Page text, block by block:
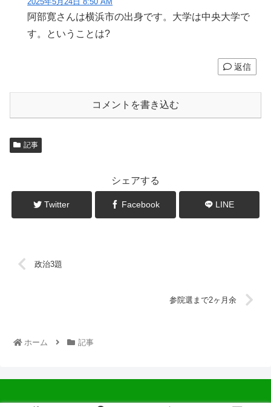
阿部寛さんは横浜市の出身です。大学は中央大学で
す。ということは?
返信
コメントを書き込む
記事
シェアする
Twitter Facebook LINE
政治3題
参院選まで2ヶ月余
ホーム 記事